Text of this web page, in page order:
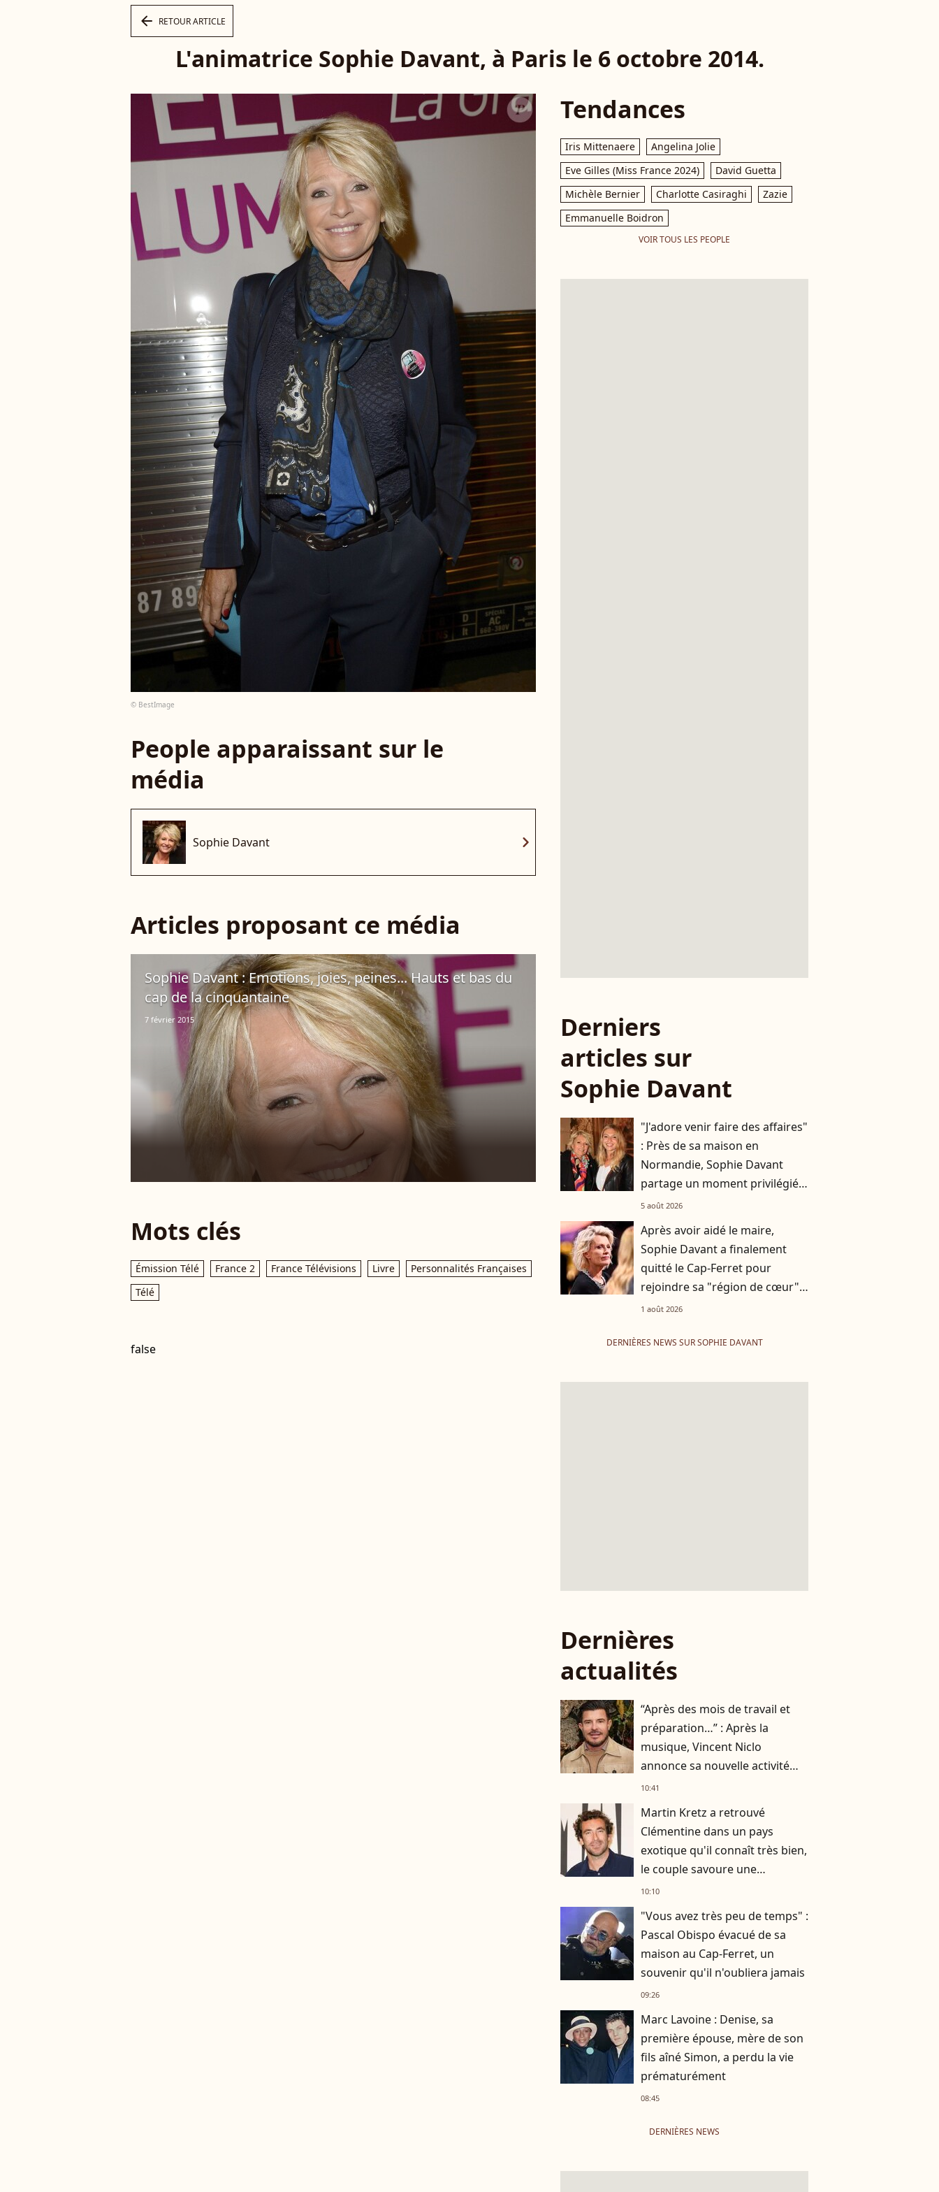
arrow_left RETOUR ARTICLE
L'animatrice Sophie Davant, à Paris le 6 octobre 2014.
© BestImage
People apparaissant sur le
média
Sophie Davant chevron_right
Articles proposant ce média
Sophie Davant : Emotions, joies, peines... Hauts et bas du
cap de la cinquantaine
7 février 2015
Mots clés
Émission Télé France 2 France Télévisions Livre
Personnalités Françaises
Télé
false
Tendances
Iris Mittenaere
Angelina Jolie
Eve Gilles (Miss France 2024)
David Guetta
Michèle Bernier
Charlotte Casiraghi
Zazie
Emmanuelle Boidron
VOIR TOUS LES PEOPLE
Derniers
articles sur
Sophie Davant
"J'adore venir faire des affaires"
: Près de sa maison en
Normandie, Sophie Davant
partage un moment privilégié
avec sa fille Valentine au
5 août 2026
Après avoir aidé le maire,
Sophie Davant a finalement
quitté le Cap-Ferret pour
rejoindre sa "région de cœur",
à plus de 600 km
1 août 2026
DERNIÈRES NEWS SUR SOPHIE DAVANT
Dernières
actualités
“Après des mois de travail et
préparation…” : Après la
musique, Vincent Niclo
annonce sa nouvelle activité
impliquant plusieurs
10:41
Martin Kretz a retrouvé
Clémentine dans un pays
exotique qu'il connaît très bien,
le couple savoure une
parenthèse paradisiaque
10:10
"Vous avez très peu de temps" :
Pascal Obispo évacué de sa
maison au Cap-Ferret, un
souvenir qu'il n'oubliera jamais
09:26
Marc Lavoine : Denise, sa
première épouse, mère de son
fils aîné Simon, a perdu la vie
prématurément
08:45
DERNIÈRES NEWS